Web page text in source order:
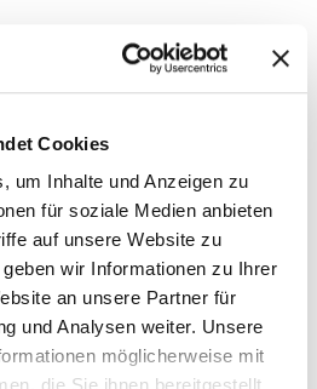
Cookies
um Inhalte und Anzeigen zu
für soziale Medien anbieten
auf unsere Website zu
wir Informationen zu Ihrer
an unsere Partner für
und Analysen weiter. Unsere
möglicherweise mit